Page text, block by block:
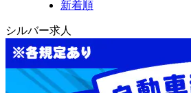
新着順
シルバー求人